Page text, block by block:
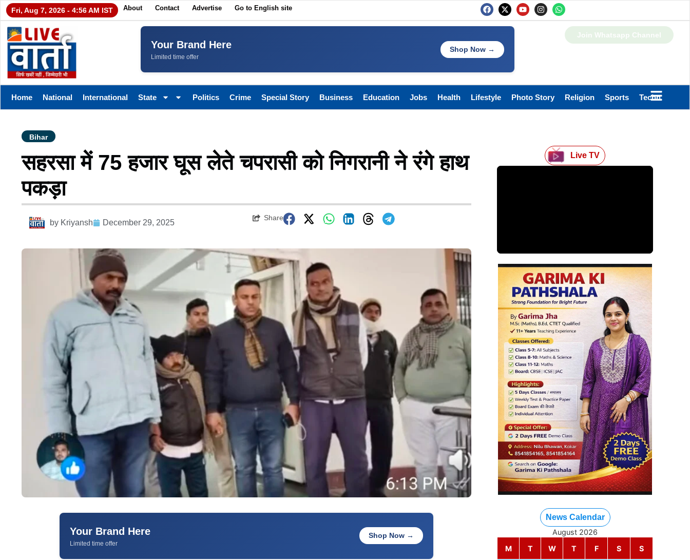
Fri, Aug 7, 2026 - 4:56 AM IST About Contact Advertise Go to English site
Your Brand Here
Limited time offer
Shop Now →
Join Whatsapp Channel
Home National International State Politics Crime Special Story Business Education Jobs Health Lifestyle Photo Story Religion Sports Technology
Bihar
सहरसा में 75 हजार घूस लेते चपरासी को निगरानी ने रंगे हाथ
पकड़ा
by Kriyansh December 29, 2025
Share
Your Brand Here
Limited time offer
Shop Now →
Live TV
News Calendar
August 2026
M
T W T F S S